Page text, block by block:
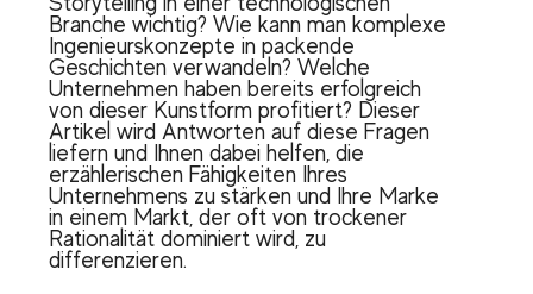
Branche wichtig? Wie kann man komplexe
Ingenieurskonzepte in packende
Geschichten verwandeln? Welche
Unternehmen haben bereits erfolgreich
von dieser Kunstform profitiert? Dieser
Artikel wird Antworten auf diese Fragen
liefern und Ihnen dabei helfen, die
erzählerischen Fähigkeiten Ihres
Unternehmens zu stärken und Ihre Marke
in einem Markt, der oft von trockener
Rationalität dominiert wird, zu
differenzieren.